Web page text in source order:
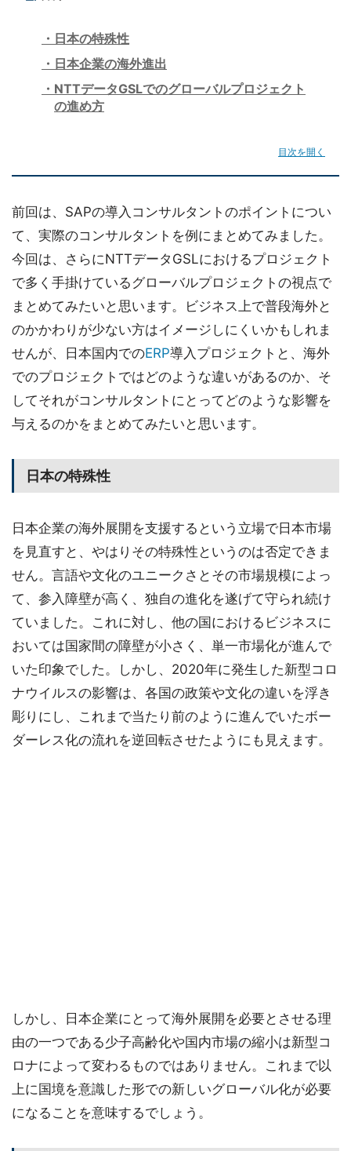
日本の特殊性
日本企業の海外進出
NTTデータGSLでのグローバルプロジェクト
の進め方
目次を開く
前回は、SAPの導入コンサルタントのポイントについ
て、実際のコンサルタントを例にまとめてみました。
今回は、さらにNTTデータGSLにおけるプロジェクト
で多く手掛けているグローバルプロジェクトの視点で
まとめてみたいと思います。ビジネス上で普段海外と
のかかわりが少ない方はイメージしにくいかもしれま
せんが、日本国内でのERP導入プロジェクトと、海外
でのプロジェクトではどのような違いがあるのか、そ
してそれがコンサルタントにとってどのような影響を
与えるのかをまとめてみたいと思います。
日本の特殊性
日本企業の海外展開を支援するという立場で日本市場
を見直すと、やはりその特殊性というのは否定できま
せん。言語や文化のユニークさとその市場規模によっ
て、参入障壁が高く、独自の進化を遂げて守られ続け
ていました。これに対し、他の国におけるビジネスに
おいては国家間の障壁が小さく、単一市場化が進んで
いた印象でした。しかし、2020年に発生した新型コロ
ナウイルスの影響は、各国の政策や文化の違いを浮き
彫りにし、これまで当たり前のように進んでいたボー
ダーレス化の流れを逆回転させたようにも見えます。
しかし、日本企業にとって海外展開を必要とさせる理
由の一つである少子高齢化や国内市場の縮小は新型コ
ロナによって変わるものではありません。これまで以
上に国境を意識した形での新しいグローバル化が必要
になることを意味するでしょう。